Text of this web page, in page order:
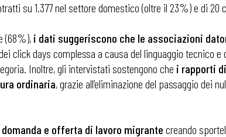
su 1.377 nel settore domestico (oltre il 23%) e di 20
(68%), i dati suggeriscono che le associazioni
click days complessa a causa del linguaggio tecnico
Inoltre, gli intervistati sostengono che i rapporti
ordinaria, grazie all’eliminazione del passaggio dei
e offerta di lavoro migrante creando